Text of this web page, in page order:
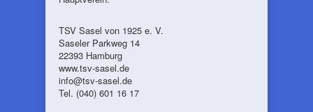
TSV Sasel von 1925 e. V.
Saseler Parkweg 14
22393 Hamburg
www.tsv-sasel.de
info@tsv-sasel.de
Tel. (040) 601 16 17